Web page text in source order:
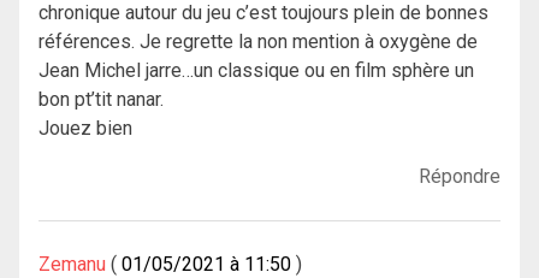
chronique autour du jeu c’est toujours plein de bonnes
références. Je regrette la non mention à oxygène de
Jean Michel jarre…un classique ou en film sphère un
bon pt’tit nanar.
Jouez bien
Répondre
Zemanu 01/05/2021 à 11:50